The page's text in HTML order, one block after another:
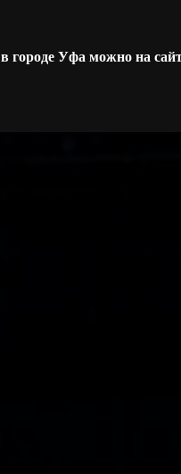
городе Уфа можно на